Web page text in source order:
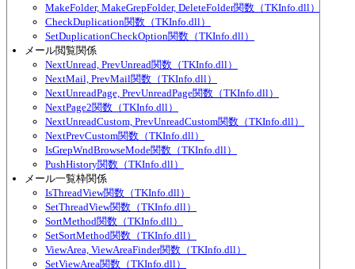
MakeFolder, MakeGrepFolder, DeleteFolder関数（TKInfo.dll）
CheckDuplication関数（TKInfo.dll）
SetDuplicationCheckOption関数（TKInfo.dll）
メール閲覧関係
NextUnread, PrevUnread関数（TKInfo.dll）
NextMail, PrevMail関数（TKInfo.dll）
NextUnreadPage, PrevUnreadPage関数（TKInfo.dll）
NextPage2関数（TKInfo.dll）
NextUnreadCustom, PrevUnreadCustom関数（TKInfo.dll）
NextPrevCustom関数（TKInfo.dll）
IsGrepWndBrowseMode関数（TKInfo.dll）
PushHistory関数（TKInfo.dll）
メール一覧枠関係
IsThreadView関数（TKInfo.dll）
SetThreadView関数（TKInfo.dll）
SortMethod関数（TKInfo.dll）
SetSortMethod関数（TKInfo.dll）
ViewArea, ViewAreaFinder関数（TKInfo.dll）
SetViewArea関数（TKInfo.dll）